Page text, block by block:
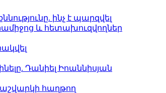
ինչ է պարզվել
և հետախուզվողներ
Դանիել Իոաննիսյան
հաղթող